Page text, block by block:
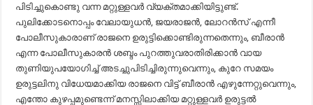
പിടിച്ചുകൊണ്ടു വന്ന മറ്റുള്ളവർ വ്യക്തമാക്കിയിട്ടുണ്ട്.
പുലിക്കോടനൊപ്പം വേലായുധൻ, ജയരാജൻ, ലോറൻസ് എന്നീ
പോലീസുകാരാണ് രാജനെ ഉരുട്ടിക്കൊണ്ടിരുന്നതെന്നും, ബീരാൻ
എന്ന പോലീസുകാരൻ ശബ്ദം പുറത്തുവരാതിരിക്കാൻ വായ
തുണിയുപയോഗിച്ച് അടച്ചുപിടിച്ചിരുന്നുവെന്നും, കുറേ സമയം
ഉരുട്ടലിനു വിധേയമാക്കിയ രാജനെ വിട്ട് ബീരാൻ എഴുന്നേറ്റുവെന്നും,
എന്തോ കുഴപ്പമുണ്ടെന്ന് മനസ്സിലാക്കിയ മറ്റുള്ളവർ ഉരുട്ടൽ